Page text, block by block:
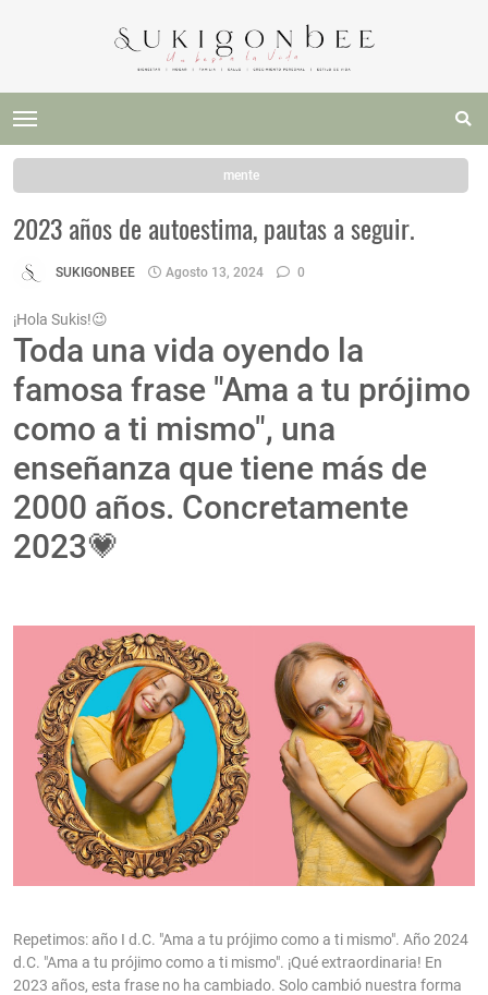
mente
2023 años de autoestima, pautas a seguir.
SUKIGONBEE Agosto 13, 2024 0
¡Hola Sukis!😉
Toda una vida oyendo la
famosa frase "Ama a tu prójimo
como a ti mismo", una
enseñanza que tiene más de
2000 años. Concretamente
2023💗
Repetimos: año I d.C. "Ama a tu prójimo como a ti mismo". Año 2024
d.C. "Ama a tu prójimo como a ti mismo". ¡Qué extraordinaria! En
2023 años, esta frase no ha cambiado. Solo cambió nuestra forma